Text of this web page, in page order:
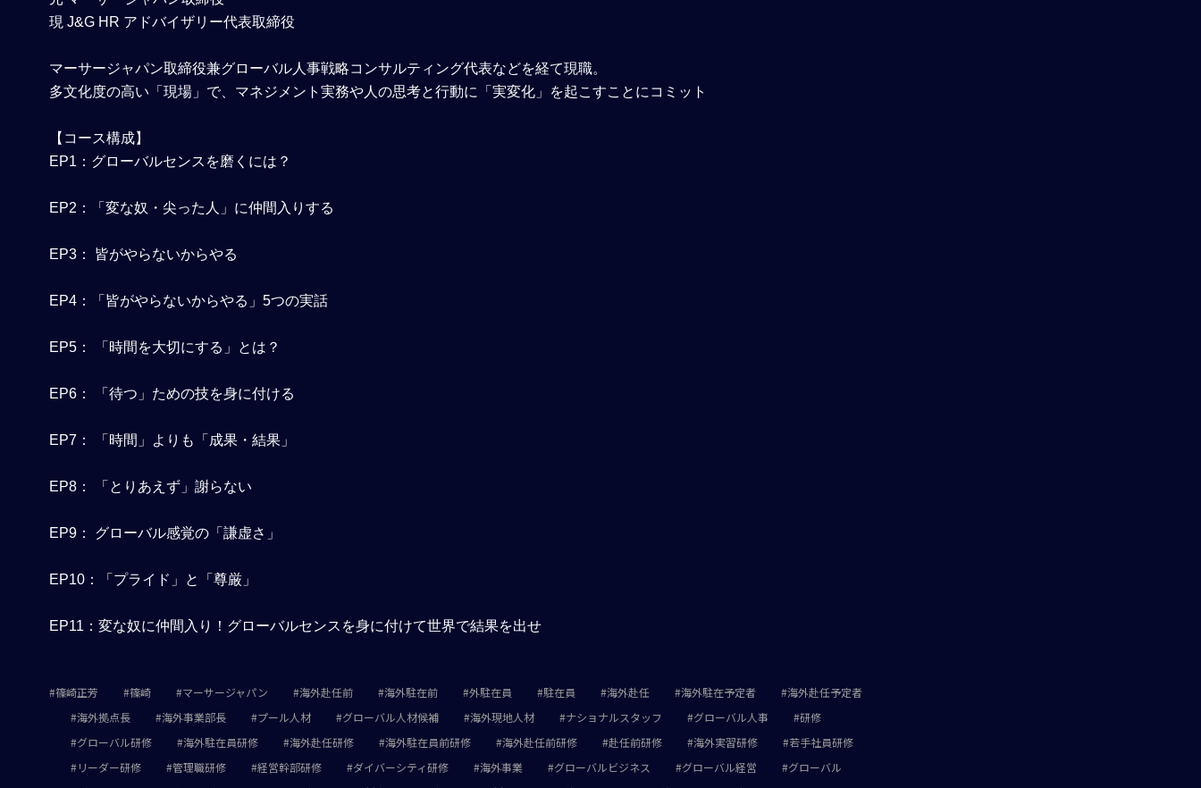
現 J&G HR アドバイザリー代表取締役
マーサージャパン取締役兼グローバル人事戦略コンサルティング代表などを経て現職。
多文化度の高い「現場」で、マネジメント実務や人の思考と行動に「実変化」を起こすことにコミット
【コース構成】
EP1：グローバルセンスを磨くには？
EP2：「変な奴・尖った人」に仲間入りする
EP3： 皆がやらないからやる
EP4：「皆がやらないからやる」5つの実話
EP5： 「時間を大切にする」とは？
EP6： 「待つ」ための技を身に付ける
EP7： 「時間」よりも「成果・結果」
EP8： 「とりあえず」謝らない
EP9： グローバル感覚の「謙虚さ」
EP10：「プライド」と「尊厳」
EP11：変な奴に仲間入り！グローバルセンスを身に付けて世界で結果を出せ
篠崎正芳 篠崎 マーサージャパン 海外赴任前 海外駐在前 外駐在員 駐在員 海外赴任 海外駐在予定者
海外赴任予定者
海外拠点長
海外事業部長 プール人材 グローバル人材候補 海外現地人材 ナショナルスタッフ グローバル人事
研修
グローバル研修
海外駐在員研修 海外赴任研修 海外駐在員前研修 海外赴任前研修 赴任前研修 海外実習研修
若手社員研修
リーダー研修
管理職研修 経営幹部研修 ダイバーシティ研修 海外事業 グローバルビジネス グローバル経営
グローバル